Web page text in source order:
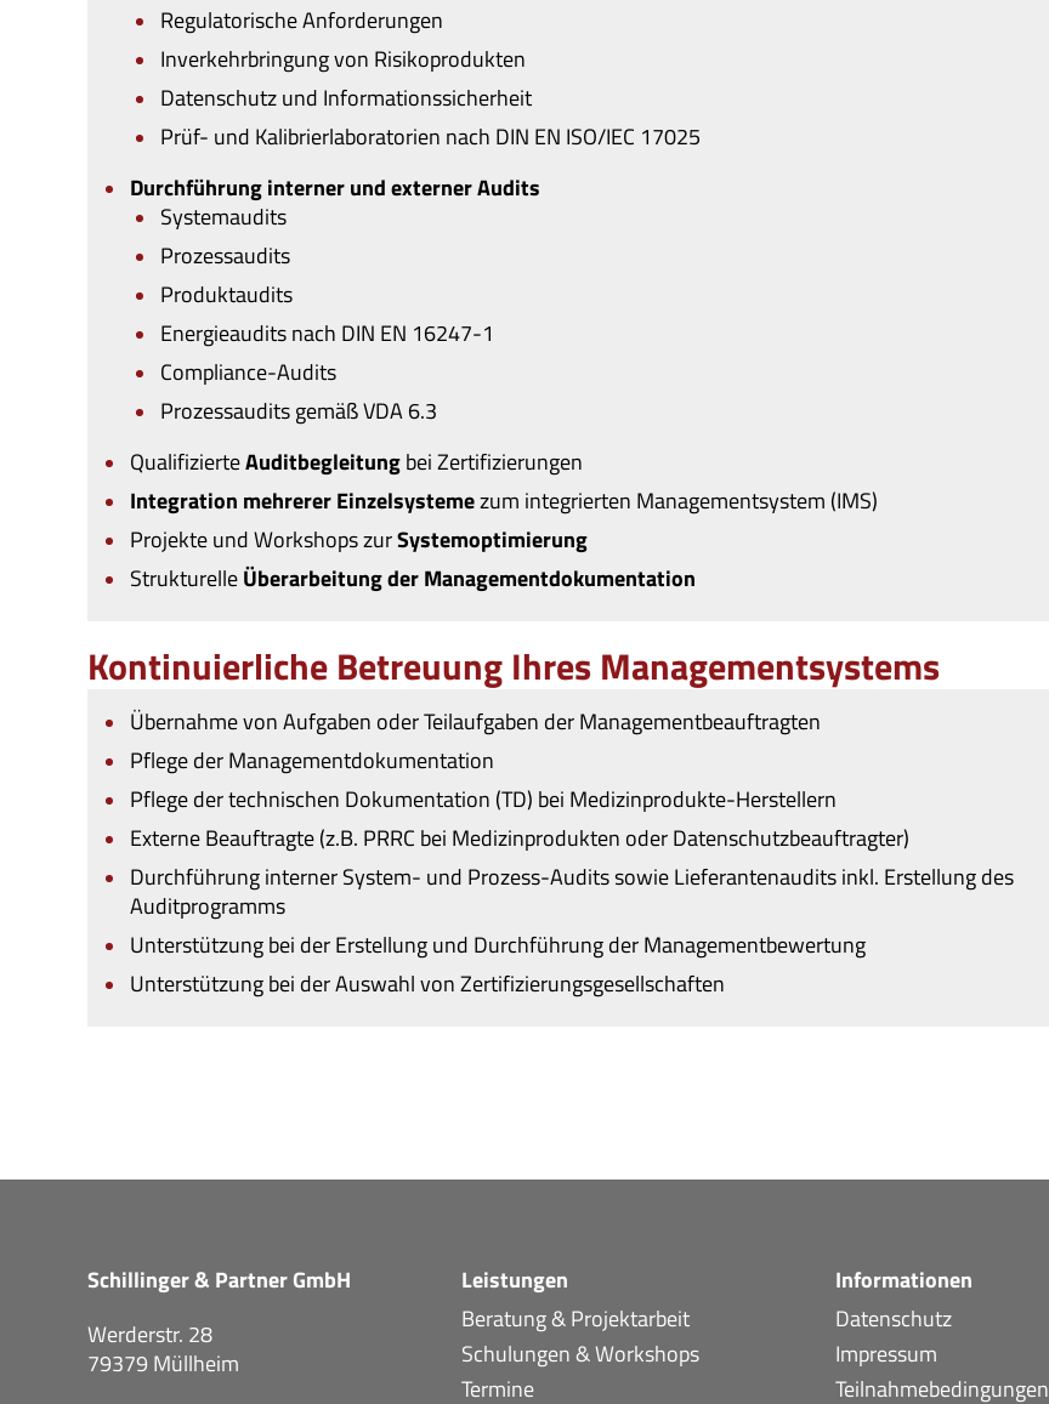
Regulatorische Anforderungen
Inverkehrbringung von Risikoprodukten
Datenschutz und Informationssicherheit
Prüf- und Kalibrierlaboratorien nach DIN EN ISO/IEC 17025
Durchführung interner und externer Audits
Systemaudits
Prozessaudits
Produktaudits
Energieaudits nach DIN EN 16247-1
Compliance-Audits
Prozessaudits gemäß VDA 6.3
QualifizierteAuditbegleitungbei Zertifizierungen
Integration mehrerer Einzelsystemezum integrierten Managementsystem (IMS)
Projekte und Workshops zurSystemoptimierung
StrukturelleÜberarbeitung der Managementdokumentation
Kontinuierliche Betreuung Ihres Managementsystems
Übernahme von Aufgaben oder Teilaufgaben der Managementbeauftragten
Pflege der Managementdokumentation
Pflege der technischen Dokumentation (TD) bei Medizinprodukte-Herstellern
Externe Beauftragte (z.B. PRRC bei Medizinprodukten oder Datenschutzbeauftragter)
Durchführung interner System- und Prozess-Audits sowie Lieferantenaudits inkl. Erstellung des
Auditprogramms
Unterstützung bei der Erstellung und Durchführung der Managementbewertung
Unterstützung bei der Auswahl von Zertifizierungsgesellschaften
Schillinger & Partner GmbH
Werderstr. 28
79379 Müllheim
Leistungen
Beratung & Projektarbeit
Schulungen & Workshops
Termine
Informationen
Datenschutz
Impressum
Teilnahmebedingungen